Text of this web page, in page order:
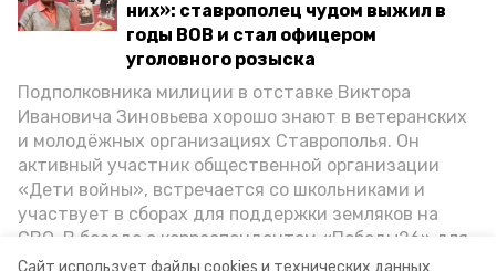
Сайт использует файлы cookies и технических данных
них»: ставрополец чудом выжил в
годы ВОВ и стал офицером
уголовного розыска
Подполковника милиции в отставке Виктора
Ивановича Зиновьева хорошо знают в ветеранских
и молодёжных организациях Ставрополья. Он
активный участник общественной организации
«Дети войны», встречается со школьниками и
участвует в сборах для поддержки земляков на
СВО. В беседе с корреспондентом «Победы26» для
спецпроекта «Дети Великой Отечественной»
время в гнёте. Людям необходим
праздник, отдушина нужна какая-то!
Прекрасные города, прекрасная
городская инфраструктура — она очень
важна. В этом году мы сократили почти в
12 раз все эти закупки, но что-то новое
надо дать людям, чтобы они могли
порадоваться, потому что сегодня очень
тяжело», — прокомментировал глава